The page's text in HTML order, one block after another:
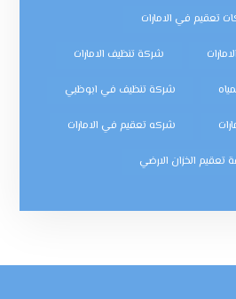
تعقيم في الامارات
شركة تنظيف الامارات
شركة تنظيف في ابوظبي
شركه تعقيم في الامارات
تعقيم الخزان الارضي